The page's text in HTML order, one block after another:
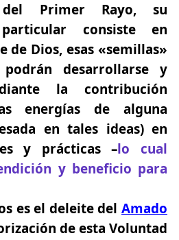
del Primer Rayo, su
particular consiste en
de Dios, esas «semillas»
desarrollarse y
la contribución
energías de alguna
en tales ideas) en
y prácticas –lo cual
y beneficio para
es el deleite del Amado
de esta Voluntad